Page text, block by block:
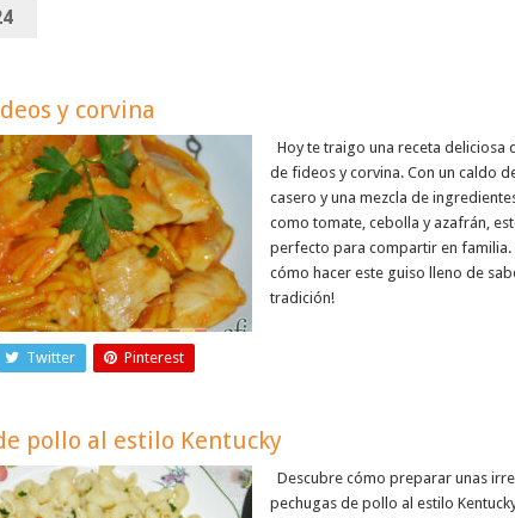
y corvina
Hoy te traigo una receta deliciosa
de fideos y corvina. Con un caldo
casero y una mezcla de
como tomate, cebolla y azafrán,
perfecto para compartir en familia.
cómo hacer este guiso lleno de
tradición!
Twitter Pinterest
pollo al estilo Kentucky
Descubre cómo preparar unas
pechugas de pollo al estilo